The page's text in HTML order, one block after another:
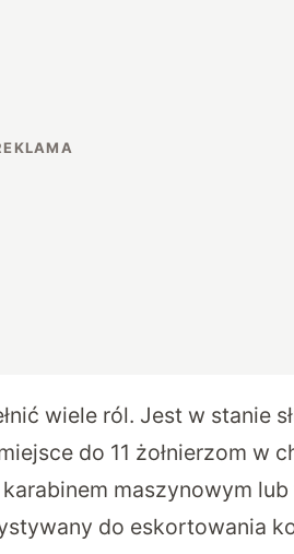
wiele ról. Jest w stanie
do 11 żołnierzom w
maszynowym
do eskortowania